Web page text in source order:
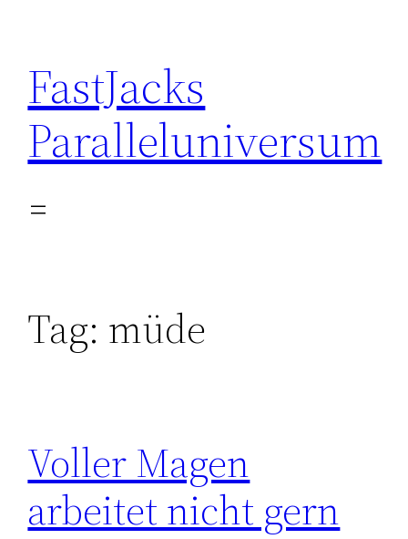
content
FastJacks
Paralleluniversum
Tag: müde
Voller Magen
arbeitet nicht gern